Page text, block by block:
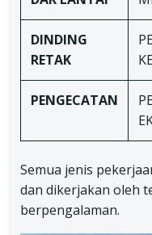
DINDING
RETAK
PENGECATAN
Semua jenis
dan dikerjakan oleh
berpengalaman.